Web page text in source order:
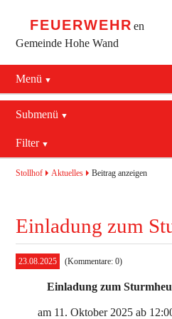
FEUERWEHR en
Gemeinde Hohe Wand
Menü
Navigation
überspringen
Netting
Submenü
überspringen
Aktuelles
Mannschaft
Ausrüstung
Feuerwehrhaus
Fahrzeuge
Termine
Geschichte
Filter
2016
2018
2019
Aktuelles
Stollhof Aktuelles Beitrag anzeigen
Einladung zum
23.08.2025 (Kommentare: 0)
Einladung zum
am 11. Oktober 2025 ab